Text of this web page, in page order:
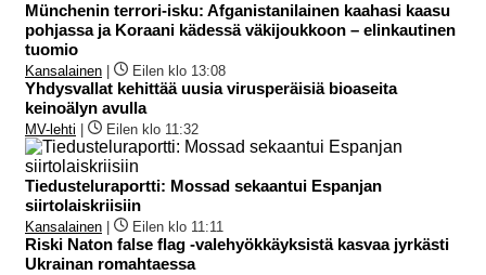
Münchenin terrori-isku: Afganistanilainen kaahasi kaasu
pohjassa ja Koraani kädessä väkijoukkoon – elinkautinen
tuomio
Kansalainen Eilen klo 13:08
Yhdysvallat kehittää uusia virusperäisiä bioaseita
keinoälyn avulla
MV-lehti Eilen klo 11:32
Tiedusteluraportti: Mossad sekaantui Espanjan
siirtolaiskriisiin
Kansalainen Eilen klo 11:11
Riski Naton false flag -valehyökkäyksistä kasvaa jyrkästi
Ukrainan romahtaessa